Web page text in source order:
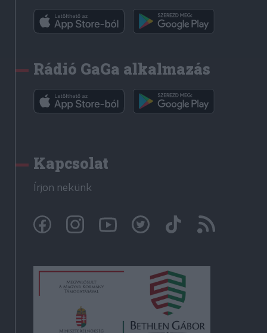
Rádió GaGa alkalmazás
Kapcsolat
Írjon nekünk